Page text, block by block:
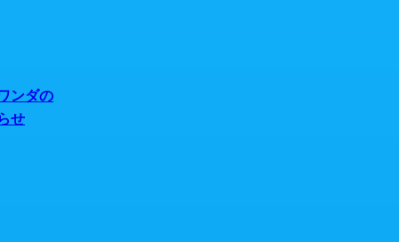
ンダの
せ